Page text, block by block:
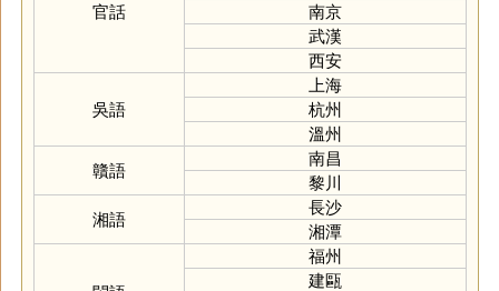
官話
南京
武漢
西安
吳語
上海
杭州
溫州
贛語
南昌
黎川
湘語
長沙
湘潭
福州
建甌